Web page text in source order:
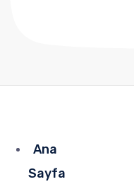
Ana
Sayfa